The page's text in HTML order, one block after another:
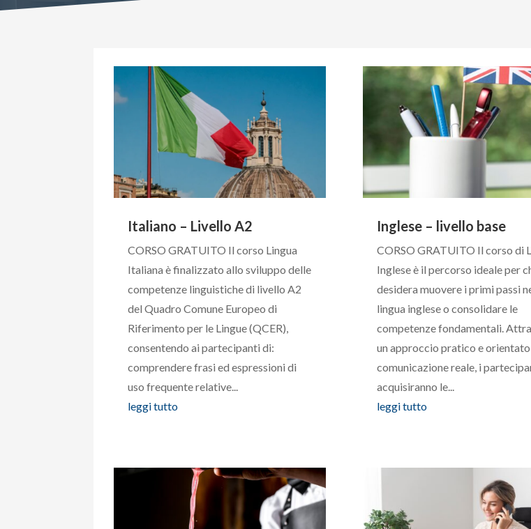
Italiano – Livello A2
CORSO GRATUITO Il corso Lingua
Italiana è finalizzato allo sviluppo delle
competenze linguistiche di livello A2
del Quadro Comune Europeo di
Riferimento per le Lingue (QCER),
consentendo ai partecipanti di:
comprendere frasi ed espressioni di
uso frequente relative...
leggi tutto
Inglese – livello base
CORSO GRATUITO Il corso di
Inglese è il percorso ideale per
desidera muovere i primi passi
lingua inglese o consolidare le
competenze fondamentali.
un approccio pratico e
comunicazione reale, i
acquisiranno le...
leggi tutto